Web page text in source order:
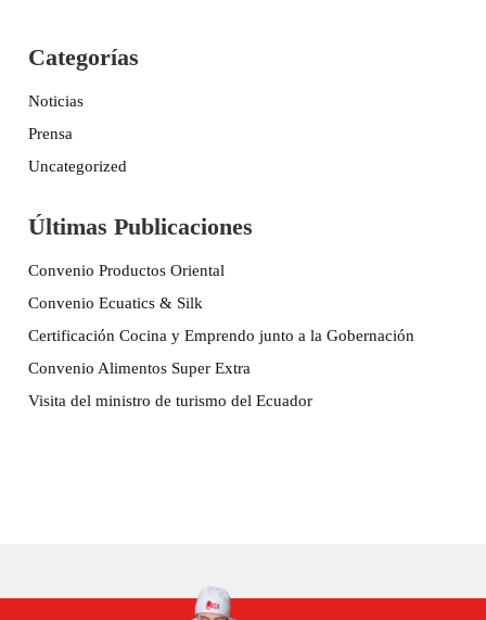
Categorías
Noticias
Prensa
Uncategorized
Últimas Publicaciones
Convenio Productos Oriental
Convenio Ecuatics & Silk
Certificación Cocina y Emprendo junto a la Gobernación
Convenio Alimentos Super Extra
Visita del ministro de turismo del Ecuador